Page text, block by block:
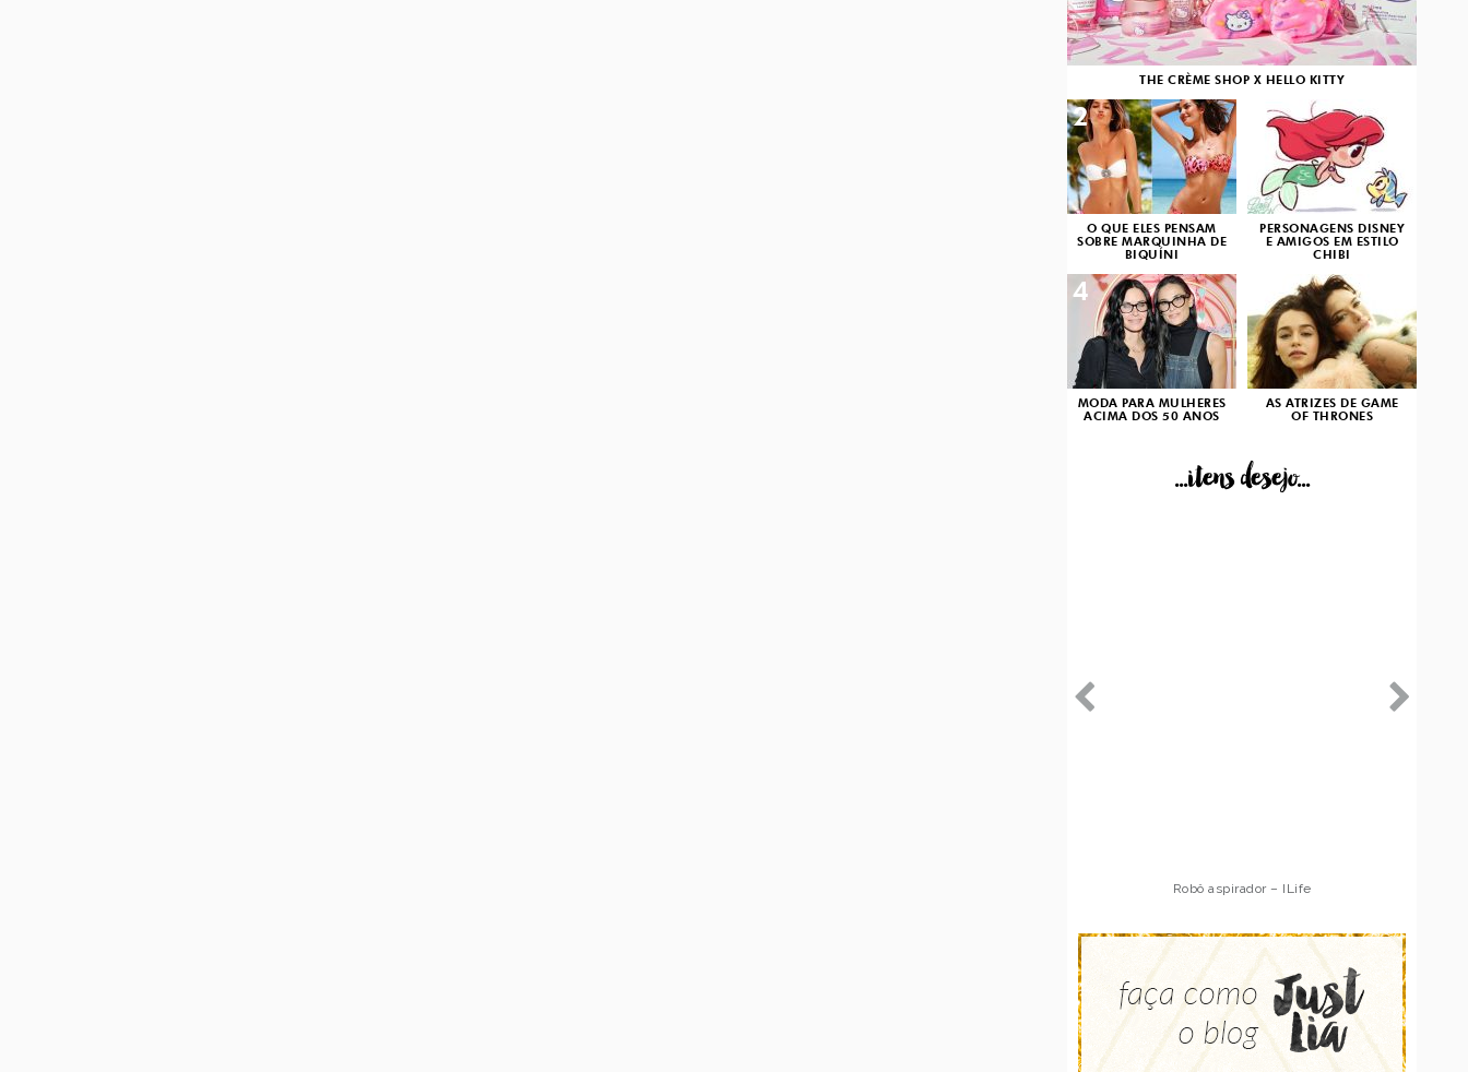
THE CRÈME SHOP X HELLO KITTY
O QUE ELES PENSAM
SOBRE MARQUINHA DE
BIQUÍNI
2
PERSONAGENS DISNEY
E AMIGOS EM ESTILO
CHIBI
3
MODA PARA MULHERES
ACIMA DOS 50 ANOS
4
AS ATRIZES DE GAME
OF THRONES
...itens desejo...
Robô aspirador – ILife